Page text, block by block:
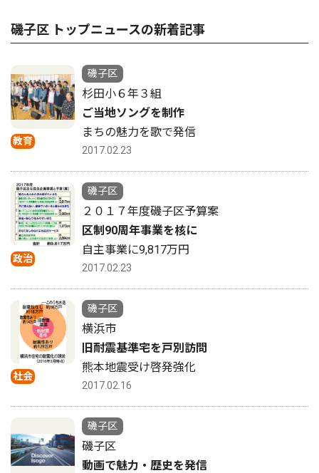
磯子区 トップニュースの新着記事
教育
磯子区
杉田小６年３組
ご当地ソングを制作
まちの魅力を歌で発信
2017.02.23
政治
磯子区
２０１７年度磯子区予算案
区制90周年事業を核に
自主事業に9,817万円
2017.02.23
社会
磯子区
横浜市
旧耐震基準宅を戸別訪問
熊本地震受け啓発強化
2017.02.16
磯子区
磯子区
動画で魅力・歴史を発信